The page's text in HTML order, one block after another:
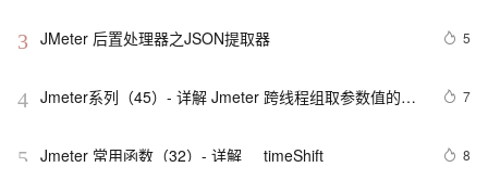
3 5
4 Jmeter系列（45）- 详解 Jmeter 跨线程组取参数值的方
7
5 8